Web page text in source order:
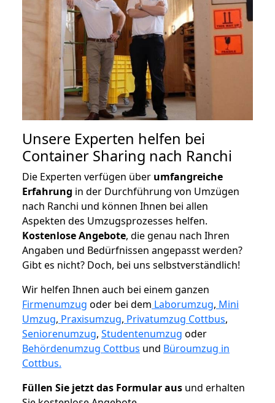
Unsere Experten helfen bei
Container Sharing nach Ranchi
Die Experten verfügen über umfangreiche
Erfahrung in der Durchführung von Umzügen
nach Ranchi und können Ihnen bei allen
Aspekten des Umzugsprozesses helfen.
Kostenlose Angebote, die genau nach Ihren
Angaben und Bedürfnissen angepasst werden?
Gibt es nicht? Doch, bei uns selbstverständlich!
Wir helfen Ihnen auch bei einem ganzen
Firmenumzug oder bei dem Laborumzug, Mini
Umzug, Praxisumzug, Privatumzug Cottbus,
Seniorenumzug, Studentenumzug oder
Behördenumzug Cottbus und Büroumzug in
Cottbus.
Füllen Sie jetzt das Formular aus und erhalten